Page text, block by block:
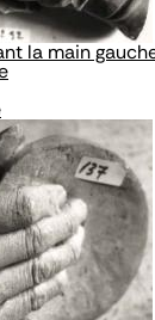
la main